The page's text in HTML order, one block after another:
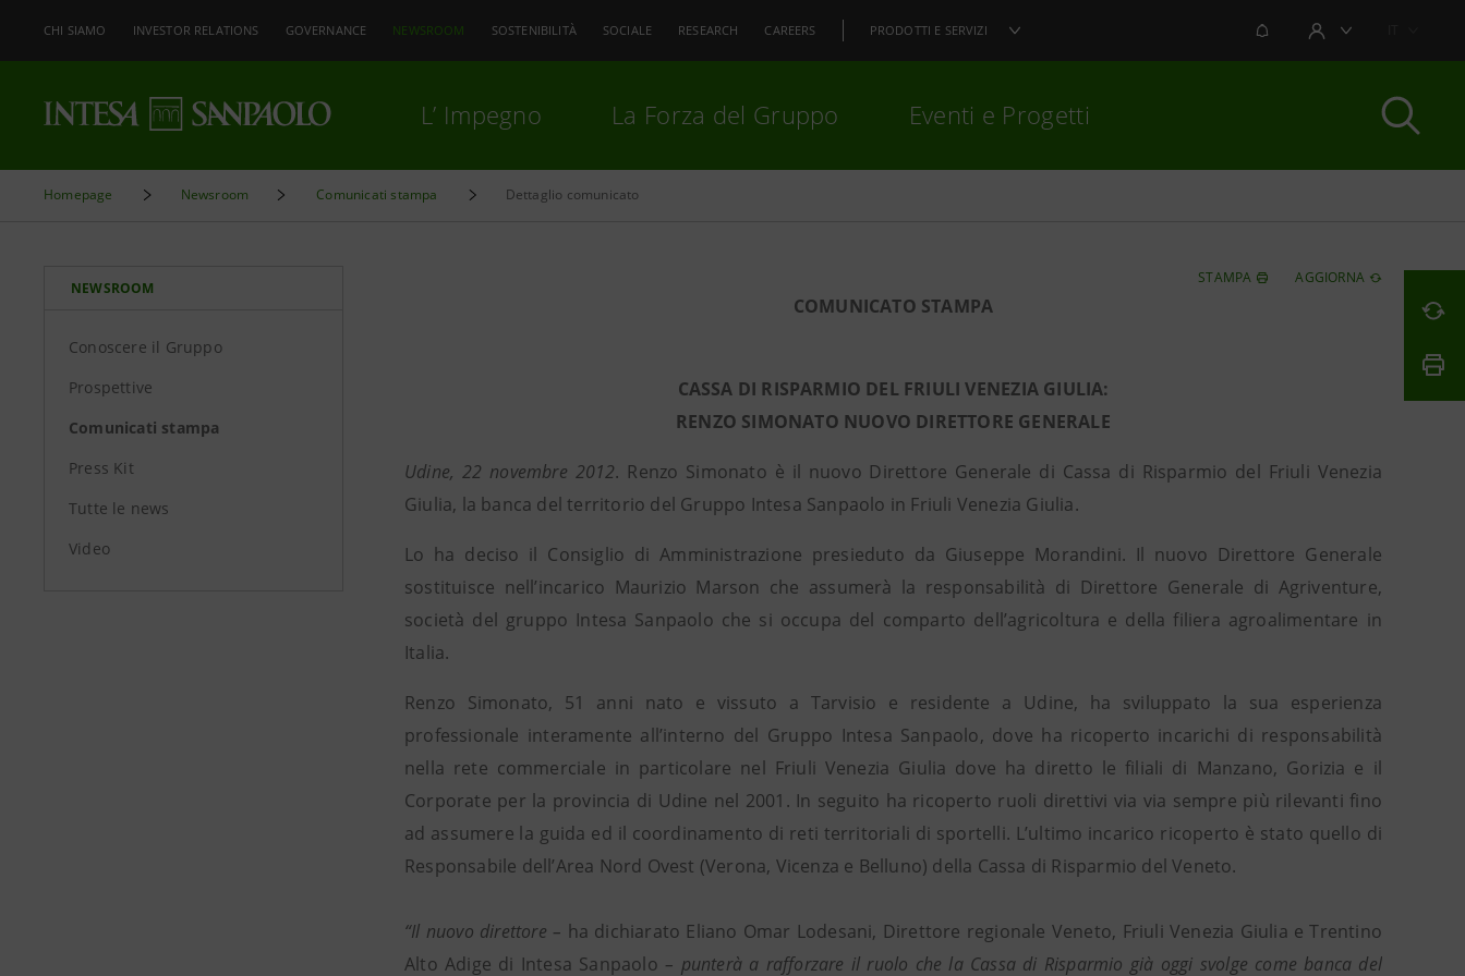
CHI SIAMO INVESTOR RELATIONS GOVERNANCE NEWSROOM SOSTENIBILITÀ SOCIALE RESEARCH CAREERS PRODOTTI E SERVIZI NOTIFICHEAREA UTENTE
L’ Impegno La Forza del Gruppo Eventi e Progetti
Homepage Newsroom Comunicati stampa Dettaglio comunicato
NEWSROOM
Conoscere il Gruppo
Prospettive
Comunicati stampa
Press Kit
Tutte le news
Video
STAMPA AGGIORNA
COMUNICATO STAMPA
CASSA DI RISPARMIO DEL FRIULI VENEZIA GIULIA:
RENZO SIMONATO NUOVO DIRETTORE GENERALE
Udine, 22 novembre 2012. Renzo Simonato è il nuovo Direttore Generale di Cassa di Risparmio del Friuli Venezia
Giulia, la banca del territorio del Gruppo Intesa Sanpaolo in Friuli Venezia Giulia.
Lo ha deciso il Consiglio di Amministrazione presieduto da Giuseppe Morandini. Il nuovo Direttore Generale
sostituisce nell’incarico Maurizio Marson che assumerà la responsabilità di Direttore Generale di Agriventure,
società del gruppo Intesa Sanpaolo che si occupa del comparto dell’agricoltura e della filiera agroalimentare in
Italia.
Renzo Simonato, 51 anni nato e vissuto a Tarvisio e residente a Udine, ha sviluppato la sua esperienza
professionale interamente all’interno del Gruppo Intesa Sanpaolo, dove ha ricoperto incarichi di responsabilità
nella rete commerciale in particolare nel Friuli Venezia Giulia dove ha diretto le filiali di Manzano, Gorizia e il
Corporate per la provincia di Udine nel 2001. In seguito ha ricoperto ruoli direttivi via via sempre più rilevanti fino
ad assumere la guida ed il coordinamento di reti territoriali di sportelli. L’ultimo incarico ricoperto è stato quello di
Responsabile dell’Area Nord Ovest (Verona, Vicenza e Belluno) della Cassa di Risparmio del Veneto.
“Il nuovo direttore – ha dichiarato Eliano Omar Lodesani, Direttore regionale Veneto, Friuli Venezia Giulia e Trentino
Alto Adige di Intesa Sanpaolo – punterà a rafforzare il ruolo che la Cassa di Risparmio già oggi svolge come banca del